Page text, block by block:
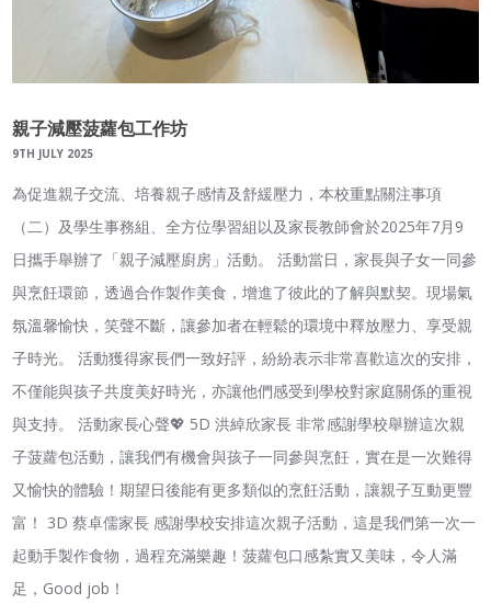
親子減壓菠蘿包工作坊
9TH JULY 2025
為促進親子交流、培養親子感情及舒緩壓力，本校重點關注事項
（二）及學生事務組、全方位學習組以及家長教師會於2025年7月9
日攜手舉辦了「親子減壓廚房」活動。 活動當日，家長與子女一同參
與烹飪環節，透過合作製作美食，增進了彼此的了解與默契。現場氣
氛溫馨愉快，笑聲不斷，讓參加者在輕鬆的環境中釋放壓力、享受親
子時光。 活動獲得家長們一致好評，紛紛表示非常喜歡這次的安排，
不僅能與孩子共度美好時光，亦讓他們感受到學校對家庭關係的重視
與支持。 活動家長心聲💖 5D 洪綽欣家長 非常感謝學校舉辦這次親
子菠蘿包活動，讓我們有機會與孩子一同參與烹飪，實在是一次難得
又愉快的體驗！期望日後能有更多類似的烹飪活動，讓親子互動更豐
富！ 3D 蔡卓儒家長 感謝學校安排這次親子活動，這是我們第一次一
起動手製作食物，過程充滿樂趣！菠蘿包口感紮實又美味，令人滿
足，Good job！